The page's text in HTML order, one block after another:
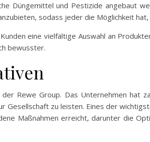
Düngemittel und Pestizide angebaut
sodass jeder die Möglichkeit
eine vielfältige Auswahl an
bewusster.
Rewe Group. Das Unternehmen hat
Gesellschaft zu leisten. Eines der
Maßnahmen erreicht, darunter die